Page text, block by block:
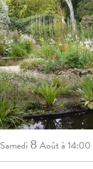
Samedi 8 Aoûtà 14:00